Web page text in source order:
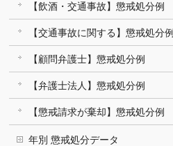
【飲酒・交通事故】懲戒処分例
【交通事故に関する】懲戒処分例
【顧問弁護士】懲戒処分例
【弁護士法人】懲戒処分例
【懲戒請求が棄却】懲戒処分例
年別 懲戒処分データ